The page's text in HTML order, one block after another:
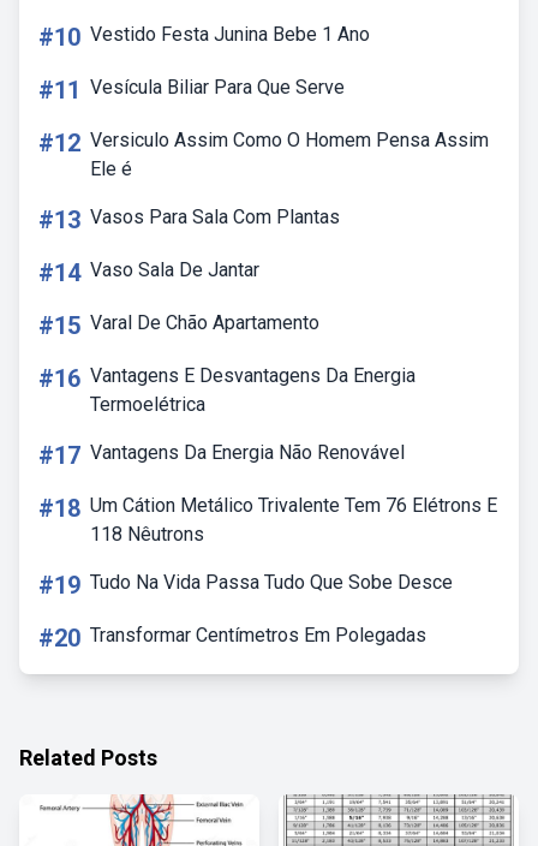
#10 Vestido Festa Junina Bebe 1 Ano
#11 Vesícula Biliar Para Que Serve
#12 Versiculo Assim Como O Homem Pensa Assim
Ele é
#13 Vasos Para Sala Com Plantas
#14 Vaso Sala De Jantar
#15 Varal De Chão Apartamento
#16 Vantagens E Desvantagens Da Energia
Termoelétrica
#17 Vantagens Da Energia Não Renovável
#18 Um Cátion Metálico Trivalente Tem 76 Elétrons E
118 Nêutrons
#19 Tudo Na Vida Passa Tudo Que Sobe Desce
#20 Transformar Centímetros Em Polegadas
Related Posts